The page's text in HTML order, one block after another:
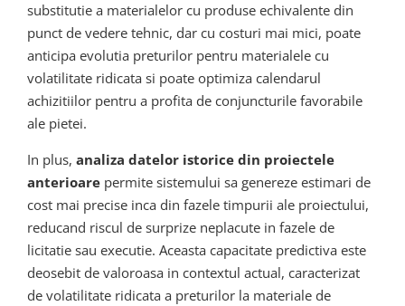
substitutie a materialelor cu produse echivalente din
punct de vedere tehnic, dar cu costuri mai mici, poate
anticipa evolutia preturilor pentru materialele cu
volatilitate ridicata si poate optimiza calendarul
achizitiilor pentru a profita de conjuncturile favorabile
ale pietei.
In plus, analiza datelor istorice din proiectele
anterioare permite sistemului sa genereze estimari de
cost mai precise inca din fazele timpurii ale proiectului,
reducand riscul de surprize neplacute in fazele de
licitatie sau executie. Aceasta capacitate predictiva este
deosebit de valoroasa in contextul actual, caracterizat
de volatilitate ridicata a preturilor la materiale de